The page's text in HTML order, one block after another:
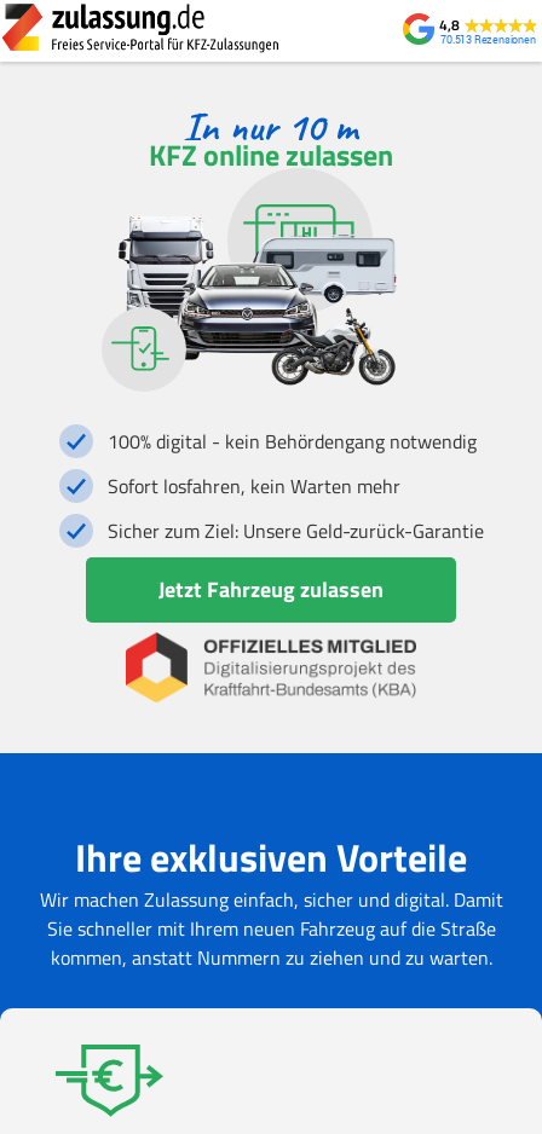
4,8
70.513
KFZ online zulassen
100% digital - kein Behördengang notwendig
Sofort losfahren, kein Warten mehr
Sicher zum Ziel: Unsere Geld-zurück-Garantie
Jetzt Fahrzeug zulassen
Ihre exklusiven Vorteile
Wir machen Zulassung einfach, sicher und digital. Damit
Sie schneller mit Ihrem neuen Fahrzeug auf die Straße
kommen, anstatt Nummern zu ziehen und zu warten.